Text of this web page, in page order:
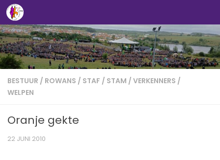
Doorgaan naar inhoud
BESTUUR / ROWANS / STAF / STAM / VERKENNERS /
WELPEN
Oranje gekte
22 JUNI 2010